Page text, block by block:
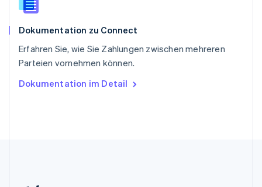
Dokumentation zu Connect
Erfahren Sie, wie Sie Zahlungen zwischen mehreren
Parteien vornehmen können.
Dokumentation im Detail
Spanien
Thailand
Tschechische Republik
English
English